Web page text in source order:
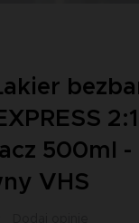
500ml -
VHS